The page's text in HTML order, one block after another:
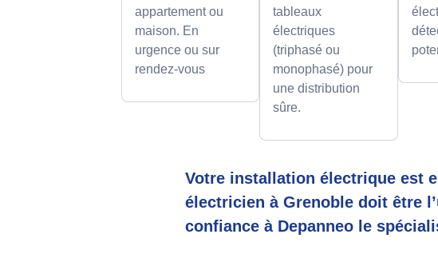
appartement ou
maison. En
urgence ou sur
rendez-vous
tableaux
électriques
(triphasé ou
monophasé) pour
une distribution
sûre.
Votre installation électrique est
électricien à Grenoble doit être
confiance à Depanneo le